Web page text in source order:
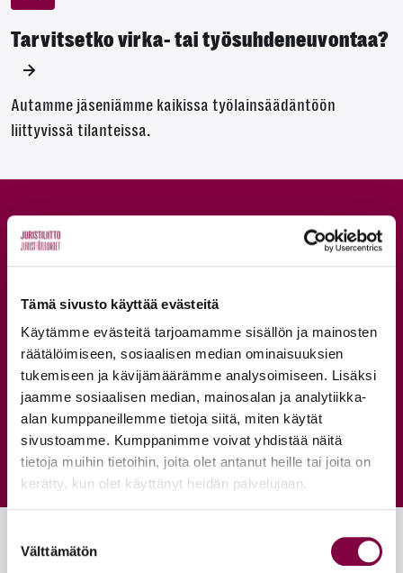
Tämä sivusto käyttää evästeitä
Käytämme evästeitä tarjoamamme sisällön ja mainosten
räätälöimiseen, sosiaalisen median ominaisuuksien
tukemiseen ja kävijämäärämme analysoimiseen. Lisäksi
jaamme sosiaalisen median, mainosalan ja analytiikka-
alan kumppaneillemme tietoja siitä, miten käytät
sivustoamme. Kumppanimme voivat yhdistää näitä
tietoja muihin tietoihin, joita olet antanut heille tai joita on
kerätty, kun olet käyttänyt heidän palvelujaan.
valinta
Välttämätön
Tarvitsetko virka- tai työsuhdeneuvontaa?
Autamme jäseniämme kaikissa työlainsäädäntöön
liittyvissä tilanteissa.
Koulutukset ja
tapahtumat
Tarjoamme jäsenillemme koulutuksia, tapahtumia,
webinaareja ja verkostotapaamisia. Tutustu laajaan
tarjontaa ja löydä sinulle sopiva tapa osallistua!
TUTUSTU KAIKKIIN KOULUTUKSIIN JA TAPAHTUMIIN